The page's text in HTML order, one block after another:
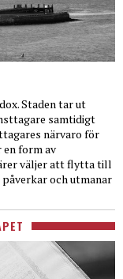
Staden tar ut
samtidigt
närvaro för
en form av
väljer att flytta till
och utmanar